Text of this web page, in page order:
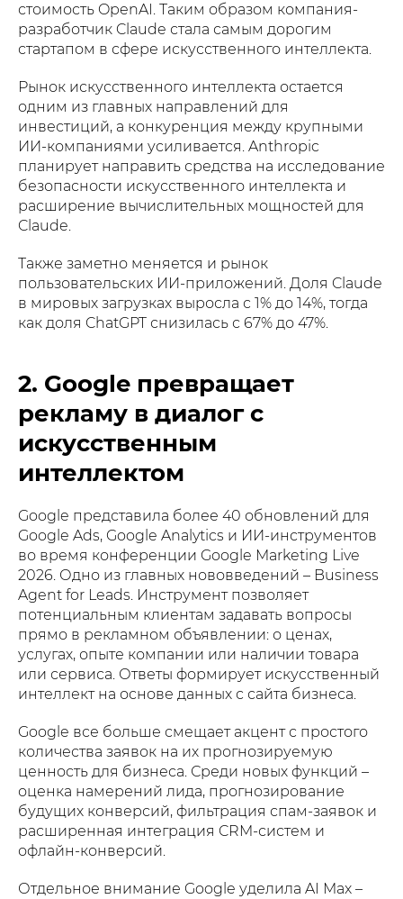
стоимость OpenAI. Таким образом компания-
разработчик Claude стала самым дорогим
стартапом в сфере искусственного интеллекта.
Рынок искусственного интеллекта остается
одним из главных направлений для
инвестиций, а конкуренция между крупными
ИИ-компаниями усиливается. Anthropic
планирует направить средства на исследование
безопасности искусственного интеллекта и
расширение вычислительных мощностей для
Claude.
Также заметно меняется и рынок
пользовательских ИИ-приложений. Доля Claude
в мировых загрузках выросла с 1% до 14%, тогда
как доля ChatGPT снизилась с 67% до 47%.
2. Google превращает
рекламу в диалог с
искусственным
интеллектом
Google представила более 40 обновлений для
Google Ads, Google Analytics и ИИ-инструментов
во время конференции Google Marketing Live
2026. Одно из главных нововведений – Business
Agent for Leads. Инструмент позволяет
потенциальным клиентам задавать вопросы
прямо в рекламном объявлении: о ценах,
услугах, опыте компании или наличии товара
или сервиса. Ответы формирует искусственный
интеллект на основе данных с сайта бизнеса.
Google все больше смещает акцент с простого
количества заявок на их прогнозируемую
ценность для бизнеса. Среди новых функций –
оценка намерений лида, прогнозирование
будущих конверсий, фильтрация спам-заявок и
расширенная интеграция CRM-систем и
офлайн-конверсий.
Отдельное внимание Google уделила AI Max –